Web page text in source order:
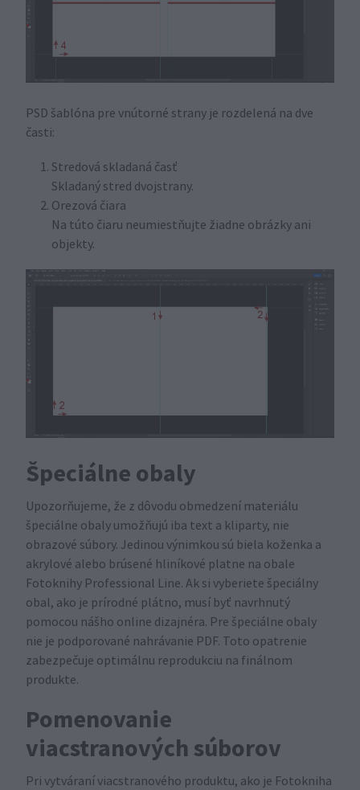
PSD šablóna pre vnútorné strany je rozdelená na dve
časti:
Stredová skladaná časť
Skladaný stred dvojstrany.
Orezová čiara
Na túto čiaru neumiestňujte žiadne obrázky ani
objekty.
Špeciálne obaly
Upozorňujeme, že z dôvodu obmedzení materiálu
špeciálne obaly umožňujú iba text a kliparty, nie
obrazové súbory. Jedinou výnimkou sú biela koženka a
akrylové alebo brúsené hliníkové platne na obale
Fotoknihy Professional Line. Ak si vyberiete špeciálny
obal, ako je prírodné plátno, musí byť navrhnutý
pomocou nášho online dizajnéra. Pre špeciálne obaly
nie je podporované nahrávanie PDF. Toto opatrenie
zabezpečuje optimálnu reprodukciu na finálnom
produkte.
Pomenovanie
viacstranových súborov
Pri vytváraní viacstranového produktu, ako je Fotokniha